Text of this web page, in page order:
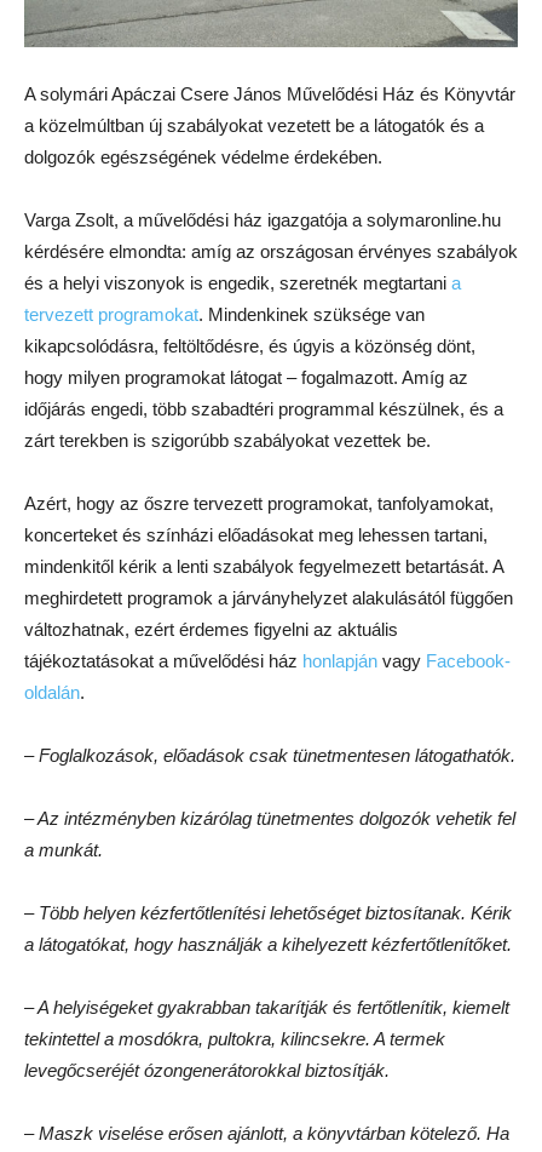
A solymári Apáczai Csere János Művelődési Ház és Könyvtár
a közelmúltban új szabályokat vezetett be a látogatók és a
dolgozók egészségének védelme érdekében.
Varga Zsolt, a művelődési ház igazgatója a solymaronline.hu
kérdésére elmondta: amíg az országosan érvényes szabályok
és a helyi viszonyok is engedik, szeretnék megtartani a
tervezett programokat. Mindenkinek szüksége van
kikapcsolódásra, feltöltődésre, és úgyis a közönség dönt,
hogy milyen programokat látogat – fogalmazott. Amíg az
időjárás engedi, több szabadtéri programmal készülnek, és a
zárt terekben is szigorúbb szabályokat vezettek be.
Azért, hogy az őszre tervezett programokat, tanfolyamokat,
koncerteket és színházi előadásokat meg lehessen tartani,
mindenkitől kérik a lenti szabályok fegyelmezett betartását. A
meghirdetett programok a járványhelyzet alakulásától függően
változhatnak, ezért érdemes figyelni az aktuális
tájékoztatásokat a művelődési ház honlapján vagy Facebook-
oldalán.
– Foglalkozások, előadások csak tünetmentesen látogathatók.
– Az intézményben kizárólag tünetmentes dolgozók vehetik fel
a munkát.
– Több helyen kézfertőtlenítési lehetőséget biztosítanak. Kérik
a látogatókat, hogy használják a kihelyezett kézfertőtlenítőket.
– A helyiségeket gyakrabban takarítják és fertőtlenítik, kiemelt
tekintettel a mosdókra, pultokra, kilincsekre. A termek
levegőcseréjét ózongenerátorokkal biztosítják.
– Maszk viselése erősen ajánlott, a könyvtárban kötelező. Ha